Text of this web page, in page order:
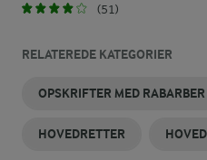
(51)
RELATEREDE KATEGORIER
OPSKRIFTER MED RABARBER
HOVEDRETTER